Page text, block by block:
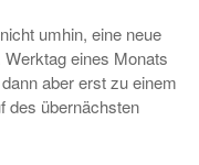
umhin, eine neue
eines Monats
aber erst zu einem
des übernächsten